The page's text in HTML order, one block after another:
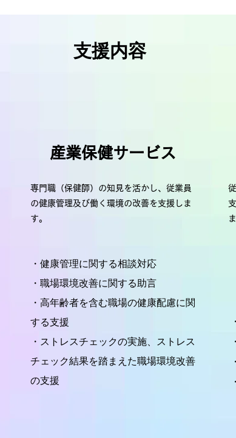
支援内容
産業保健サービス
専門職（保健師）の知見を活かし、従業員
の健康管理及び働く環境の改善を支援しま
す。
・健康管理に関する相談対応
・職場環境改善に関する助言
・高年齢者を含む職場の健康配慮に関
する支援
・ストレスチェックの実施、ストレス
チェック結果を踏まえた職場環境改善
の支援